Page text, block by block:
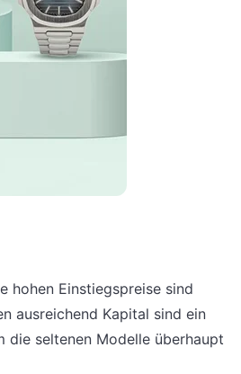
hohen Einstiegspreise sind
ausreichend Kapital sind ein
die seltenen Modelle überhaupt